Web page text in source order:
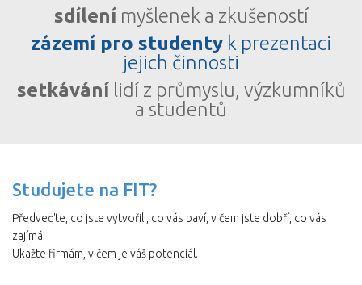
sdílenímyšlenek a zkušeností
zázemí pro studenty k prezentaci
jejich činnosti
setkávánílidí z průmyslu, výzkumníků
a studentů
Studujete na FIT?
Předveďte, co jste vytvořili, co vás baví, v čem jste dobří, co vás
zajímá.
Ukažte firmám, v čem je váš potenciál.